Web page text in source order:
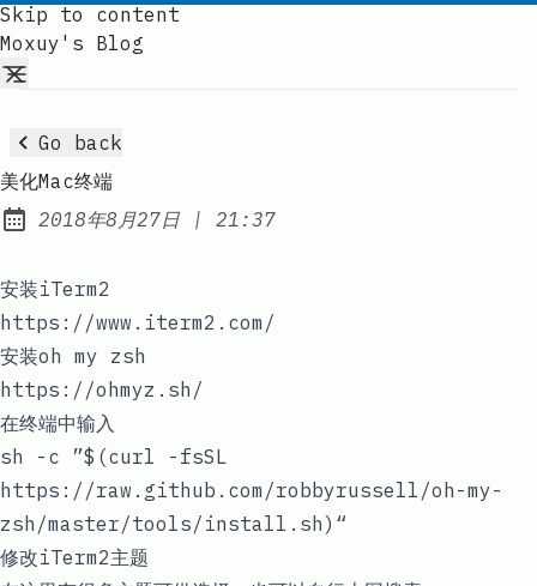
Skip to content
Moxuy's Blog
Go back
美化Mac终端
Published:
2018年8月27日 | at
21:37
安装iTerm2
https://www.iterm2.com/
安装oh my zsh
https://ohmyz.sh/
在终端中输入
sh -c ”$(curl -fsSL
https://raw.github.com/robbyrussell/oh-my-
zsh/master/tools/install.sh)“
修改iTerm2主题